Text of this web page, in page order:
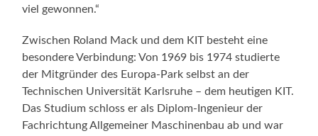
viel gewonnen.“
Zwischen Roland Mack und dem KIT besteht eine
besondere Verbindung: Von 1969 bis 1974 studierte
der Mitgründer des Europa-Park selbst an der
Technischen Universität Karlsruhe – dem heutigen KIT.
Das Studium schloss er als Diplom-Ingenieur der
Fachrichtung Allgemeiner Maschinenbau ab und war